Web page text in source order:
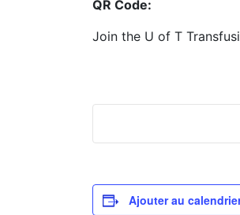
QR Code:
Join the U of T
Ajouter au